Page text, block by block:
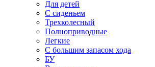
Для детей
С сиденьем
Трехколесный
Полноприводные
Легкие
С большим запасом хода
БУ